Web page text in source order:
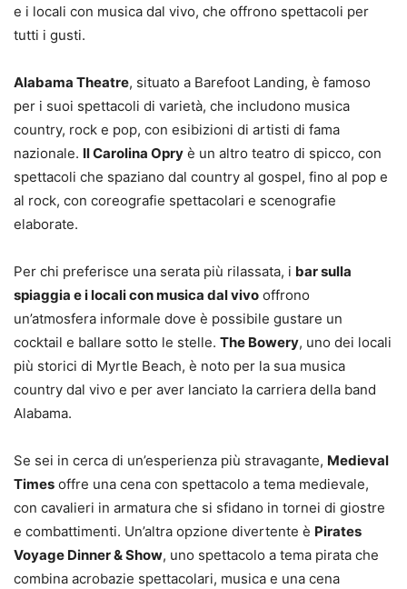
e i locali con musica dal vivo, che offrono spettacoli per
tutti i gusti.
Alabama Theatre, situato a Barefoot Landing, è famoso
per i suoi spettacoli di varietà, che includono musica
country, rock e pop, con esibizioni di artisti di fama
nazionale. Il Carolina Opry è un altro teatro di spicco, con
spettacoli che spaziano dal country al gospel, fino al pop e
al rock, con coreografie spettacolari e scenografie
elaborate.
Per chi preferisce una serata più rilassata, i bar sulla
spiaggia e i locali con musica dal vivo offrono
un’atmosfera informale dove è possibile gustare un
cocktail e ballare sotto le stelle. The Bowery, uno dei locali
più storici di Myrtle Beach, è noto per la sua musica
country dal vivo e per aver lanciato la carriera della band
Alabama.
Se sei in cerca di un’esperienza più stravagante, Medieval
Times offre una cena con spettacolo a tema medievale,
con cavalieri in armatura che si sfidano in tornei di giostre
e combattimenti. Un’altra opzione divertente è Pirates
Voyage Dinner & Show, uno spettacolo a tema pirata che
combina acrobazie spettacolari, musica e una cena